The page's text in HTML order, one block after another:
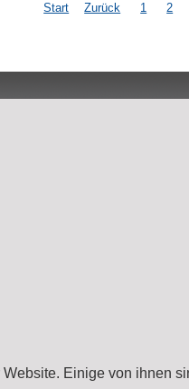
Start Zurück 1 2
Einige von ihnen